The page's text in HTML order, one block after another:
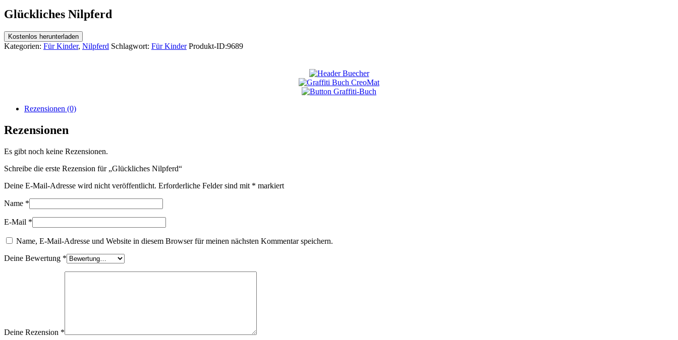
Glückliches Nilpferd
Kostenlos herunterladen
Kategorien: Für Kinder, Nilpferd Schlagwort: Für Kinder Produkt-ID:9689
Rezensionen (0)
Rezensionen
Es gibt noch keine Rezensionen.
Schreibe die erste Rezension für „Glückliches Nilpferd“
Deine E-Mail-Adresse wird nicht veröffentlicht. Erforderliche Felder sind mit * markiert
Name *
E-Mail *
Name, E-Mail-Adresse und Website in diesem Browser für meinen nächsten Kommentar speichern.
Deine Bewertung *
Deine Rezension *